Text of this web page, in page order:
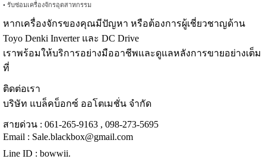
• รับซ่อมเครื่องจักรอุตสาหกรรม
หากเครื่องจักรของคุณมีปัญหา หรือต้องการผู้เชี่ยวชาญด้าน
Toyo Denki Inverter และ DC Drive
เราพร้อมให้บริการอย่างมืออาชีพและดูแลหลังการขายอย่างเต็ม
ที่
ติดต่อเรา
บริษัท แบล็คบ็อกซ์ ออโตเมชั่น จำกัด
สายด่วน : 061-265-9163 , 098-273-5695
Email : Sale.blackbox@gmail.com
Line ID : bowwii.